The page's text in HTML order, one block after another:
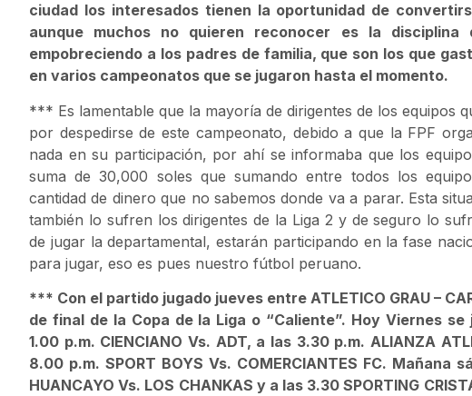
ciudad los interesados tienen la oportunidad de
aunque muchos no quieren reconocer es la disciplina
empobreciendo a los padres de familia, que son los que
en varios campeonatos que se jugaron hasta el momento.
*** Es lamentable que la mayoría de dirigentes de los equipos
por despedirse de este campeonato, debido a que la FPF
nada en su participación, por ahí se informaba que los
suma de 30,000 soles que sumando entre todos los
cantidad de dinero que no sabemos donde va a parar. Esta
también lo sufren los dirigentes de la Liga 2 y de seguro lo
de jugar la departamental, estarán participando en la fase
para jugar, eso es pues nuestro fútbol peruano.
*** Con el partido jugado jueves entre ATLETICO GRAU –
de final de la Copa de la Liga o “Caliente”. Hoy Viernes
1.00 p.m. CIENCIANO Vs. ADT, a las 3.30 p.m. ALIANZA
8.00 p.m. SPORT BOYS Vs. COMERCIANTES FC. Mañana
HUANCAYO Vs. LOS CHANKAS y a las 3.30 SPORTING